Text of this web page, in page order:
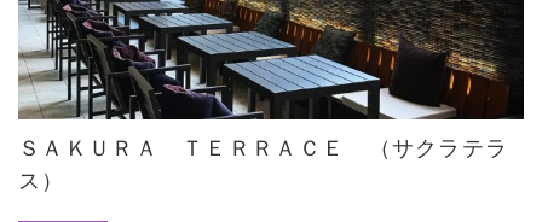
ＳＡＫＵＲＡ ＴＥＲＲＡＣＥ （サクラテラ
ス）